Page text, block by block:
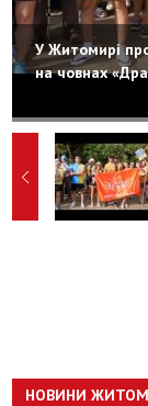
У Житомирі
на човнах
НОВИНИ